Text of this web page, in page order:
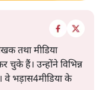
तथा मीडिया
हैं। उन्होंने विभिन्न
वे भड़ास4मीडिया के